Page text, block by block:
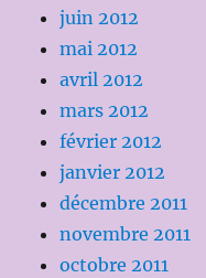
juin 2012
mai 2012
avril 2012
mars 2012
février 2012
janvier 2012
décembre 2011
novembre 2011
octobre 2011